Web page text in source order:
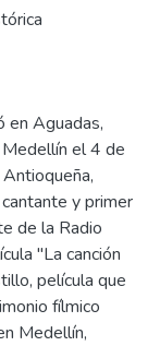
en Aguadas,
el 4 de
y primer
de la Radio
"La canción
película que
fílmico
Medellín,